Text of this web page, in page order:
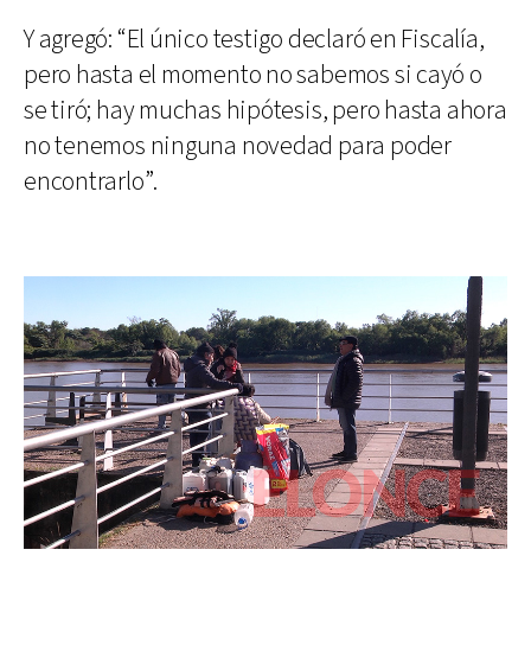
Y agregó: “El único testigo declaró en Fiscalía,
pero hasta el momento no sabemos si cayó o
se tiró; hay muchas hipótesis, pero hasta ahora
no tenemos ninguna novedad para poder
encontrarlo”.